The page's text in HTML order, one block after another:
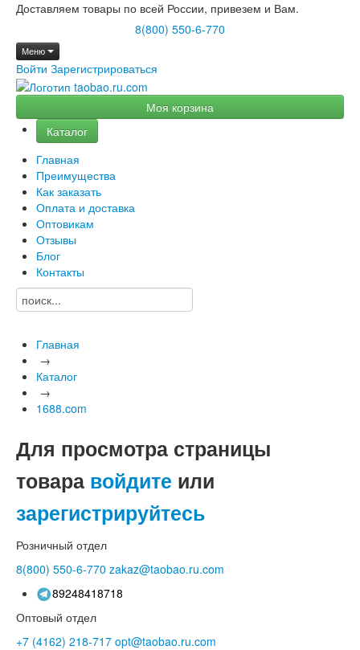
Доставляем товары по всей России, привезем и Вам.
8(800) 550-6-770
Меню
Войти Зарегистрироваться
Моя корзина
Каталог
Главная
Преимущества
Как заказать
Оплата и доставка
Оптовикам
Отзывы
Блог
Контакты
Главная
→
Каталог
→
1688.com
Для просмотра страницы
товара войдите или
зарегистрируйтесь
Розничный отдел
8(800) 550-6-770 zakaz@taobao.ru.com
89248418718
Оптовый отдел
+7 (4162) 218-717 opt@taobao.ru.com